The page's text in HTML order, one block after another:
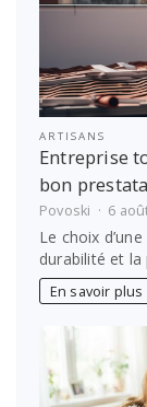
ARTISANS
Entreprise
bon
Povoski 6
Le choix
durabilité et
En savoir plus